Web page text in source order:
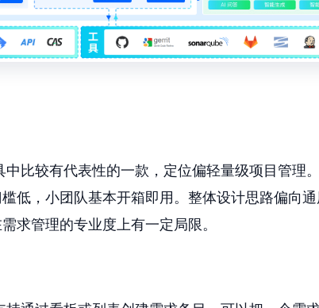
比较有代表性的一款，定位偏轻量级项目管理
低，小团队基本开箱即用。整体设计思路偏向
求管理的专业度上有一定局限。